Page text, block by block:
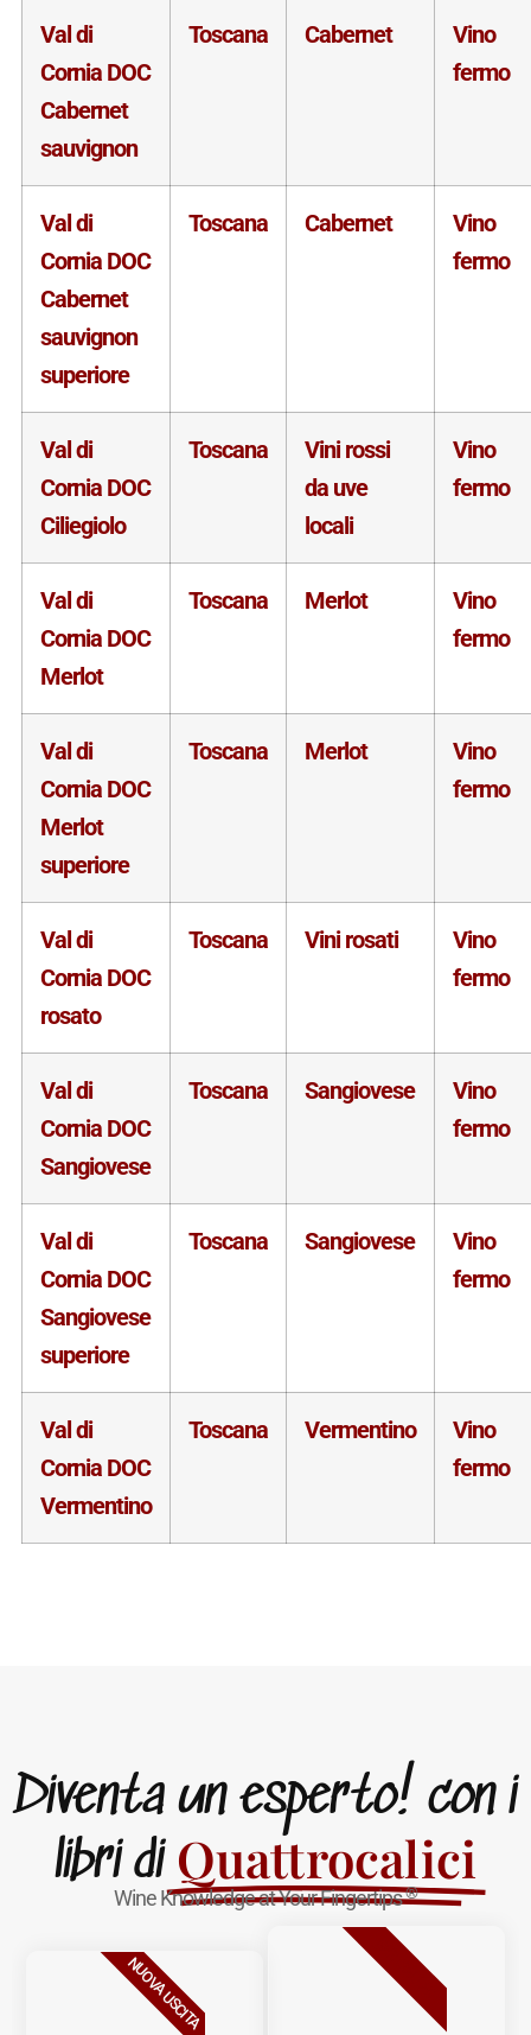
Val di
Cornia DOC
Cabernet
sauvignon
Toscana Cabernet
Vino
fermo
Val di
Cornia DOC
Cabernet
sauvignon
superiore
Toscana Cabernet
Vino
fermo
Val di
Cornia DOC
Ciliegiolo
Toscana
Vini rossi
da uve
locali
Vino
fermo
Val di
Cornia DOC
Merlot
Toscana Merlot
Vino
fermo
Val di
Cornia DOC
Merlot
superiore
Toscana Merlot
Vino
fermo
Val di
Cornia DOC
rosato
Toscana Vini rosati
Vino
fermo
Val di
Cornia DOC
Sangiovese
Toscana Sangiovese
Vino
fermo
Val di
Cornia DOC
Sangiovese
superiore
Toscana Sangiovese
Vino
fermo
Val di
Cornia DOC
Vermentino
Toscana Vermentino
Vino
fermo
Diventa un esperto! con i
libri di Quattrocalici
Wine Knowledge at Your Fingertips®
NUOVA USCITA BESTSELLER